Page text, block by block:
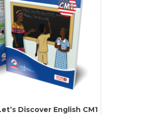
Discover English CM1